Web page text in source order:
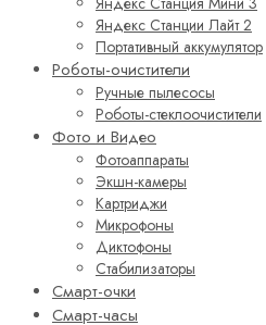
Яндекс Станции Лайт 2
Портативный аккумулятор
Роботы-очистители
Ручные пылесосы
Роботы-стеклоочистители
Фото и Видео
Фотоаппараты
Экшн-камеры
Картриджи
Микрофоны
Диктофоны
Стабилизаторы
Смарт-очки
Смарт-часы